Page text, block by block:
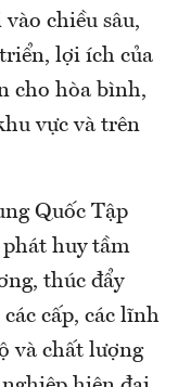
chiều sâu,
lợi ích của
cho hòa bình,
vực và trên
Quốc Tập
huy tầm
thúc đẩy
cấp, các lĩnh
và chất lượng